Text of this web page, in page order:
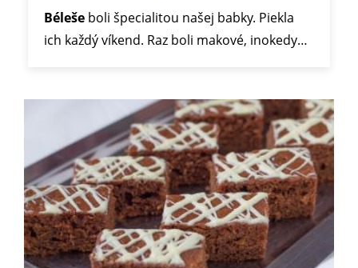
Béleše boli špecialitou našej babky. Piekla
ich každý víkend. Raz boli makové, inokedy…